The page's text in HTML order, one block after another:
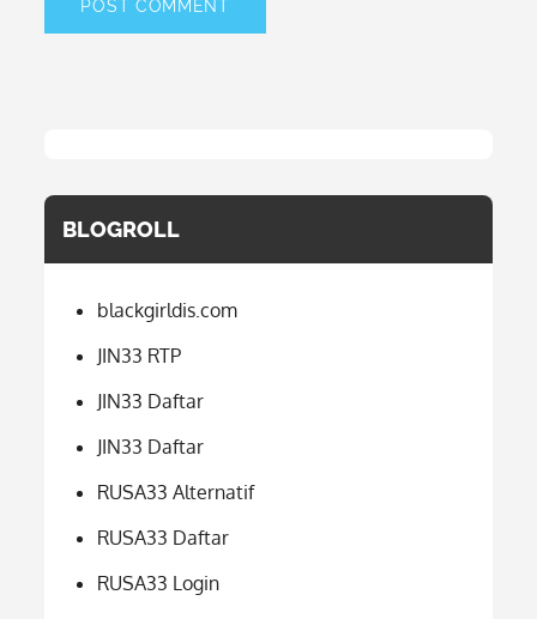
BLOGROLL
blackgirldis.com
JIN33 RTP
JIN33 Daftar
JIN33 Daftar
RUSA33 Alternatif
RUSA33 Daftar
RUSA33 Login